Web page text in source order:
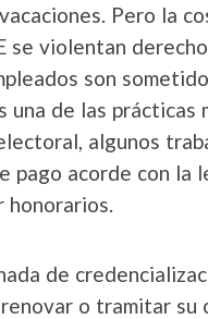
Pero la
se violentan
son
una de las
algunos
pago acorde con la
honorarios.
de
o tramitar